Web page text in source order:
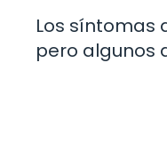
Los síntomas
pero algunos